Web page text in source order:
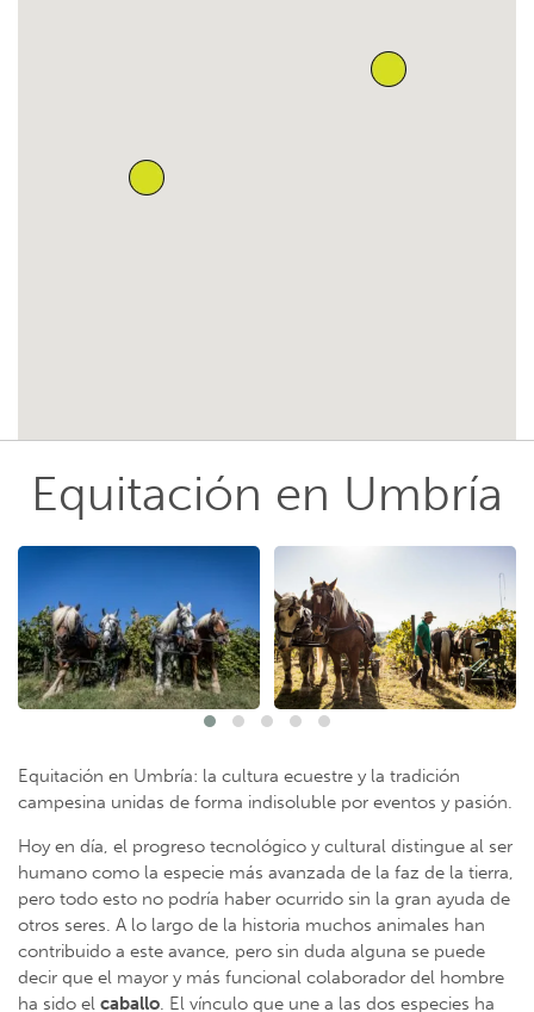
Equitación en Umbría
Equitación en Umbría: la cultura ecuestre y la tradición
campesina unidas de forma indisoluble por eventos y pasión.
Hoy en día, el progreso tecnológico y cultural distingue al ser
humano como la especie más avanzada de la faz de la tierra,
pero todo esto no podría haber ocurrido sin la gran ayuda de
otros seres. A lo largo de la historia muchos animales han
contribuido a este avance, pero sin duda alguna se puede
decir que el mayor y más funcional colaborador del hombre
ha sido el caballo. El vínculo que une a las dos especies ha